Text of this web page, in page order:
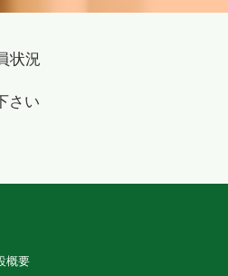
状況
さい
概要